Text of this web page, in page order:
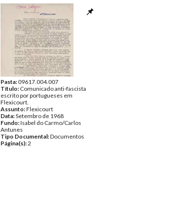
Pasta:09617.004.007
Título: Comunicado anti-fascista
escrito por portugueses em
Flexicourt.
Assunto:Flexicourt
Data:Setembro de 1968
Fundo:Isabel do Carmo/Carlos
Antunes
Tipo Documental:Documentos
Página(s):2